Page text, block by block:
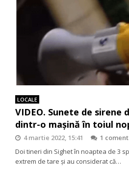
LOCALE
VIDEO. Sunete de sirene
dintr-o mașină în toiul
4 martie 2022, 15:41
1
Doi tineri din Sighet în noaptea de 3
extrem de tare și au considerat că…